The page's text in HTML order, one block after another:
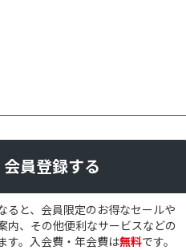
会員登録する
ると、会員限定のお得なセールや
内、その他便利なサービスなどの
す。入会費・年会費は無料です。